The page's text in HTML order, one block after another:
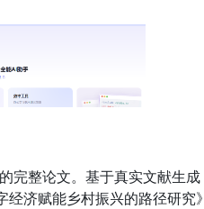
完整论文。基于真实文献生
济赋能乡村振兴的路径研究